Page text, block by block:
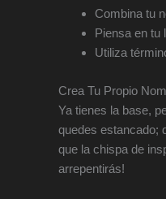
Combina tu
Piensa en tu
Utiliza
Crea Tu Propio
Ya tienes la base,
quedes estancado;
que la chispa de
arrepentirás!